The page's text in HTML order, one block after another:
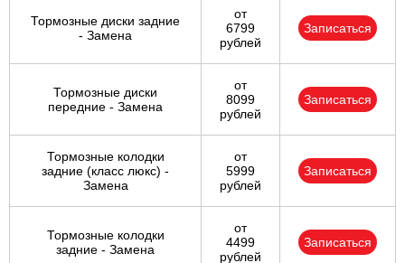
Тормозные диски задние
- Замена
от
6799
рублей
Записаться
Тормозные диски
передние - Замена
от
8099
рублей
Записаться
Тормозные колодки
задние (класс люкс) -
Замена
от
5999
рублей
Записаться
Тормозные колодки
задние - Замена
от
4499
рублей
Записаться